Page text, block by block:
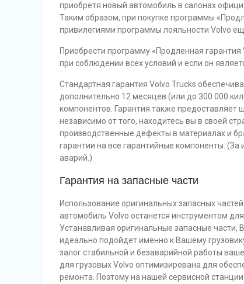
приобретя новый автомобиль в салонах
Таким образом, при покупке программы
привилегиями программы лояльности Volvo
Приобрести программу «Продленная
при соблюдении всех условий и если он
Cтандартная гарантия Volvo Trucks
дополнительно 12 месяцев (или до 300 000
компонентов. Гарантия также
независимо от того, находитесь вы в своей
производственные дефекты в материалах и
гарантии на все гарантийные компоненты.
аварий.)
Гарантия на запасные части
Использование оригинальных запасных
автомобиль Volvo останется инструментом
Устанавливая оригинальные запасные
идеально подойдет именно к Вашему
залог стабильной и безаварийной работы
для грузовых Volvo оптимизирована для
ремонта. Поэтому на нашей сервисной